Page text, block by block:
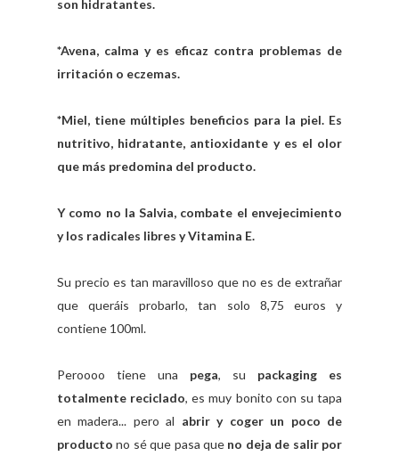
son hidratantes.
*Avena, calma y es eficaz contra problemas de
irritación o eczemas.
*Miel, tiene múltiples beneficios para la piel. Es
nutritivo, hidratante, antioxidante y es el olor
que más predomina del producto.
Y como no la Salvia, combate el envejecimiento
y los radicales libres y Vitamina E.
Su precio es tan maravilloso que no es de extrañar
que queráis probarlo, tan solo 8,75 euros y
contiene 100ml.
Peroooo tiene una pega, su packaging es
totalmente reciclado, es muy bonito con su tapa
en madera... pero al abrir y coger un poco de
productono sé que pasa que no deja de salir por